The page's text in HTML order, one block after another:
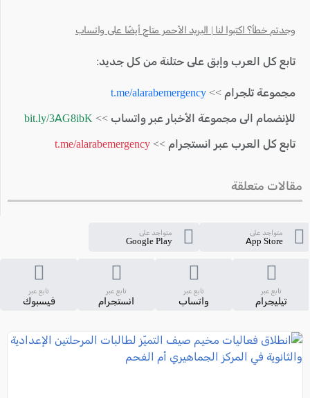
وجدتم خطأ؟ اكتبوا لنا | البريد الأحمر متاح أيضًا على واتساب
تابع كل العرب وإبق على حتلنة من كل جديد:
مجموعة تلجرام >> t.me/alarabemergency
للإنضمام الى مجموعة الأخبار عبر واتساب >> bit.ly/3AG8ibK
تابع كل العرب عبر انستجرام >> t.me/alarabemergency
مقالات متعلقة
متواجد على
App Store
متواجد على
Google Play
تابع عبر
تيليجرام
تابع عبر
واتساب
تابع عبر
انستجرام
تابع عبر
فيسبوك